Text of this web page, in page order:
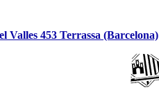
Valles 453 Terrassa (Barcelona)